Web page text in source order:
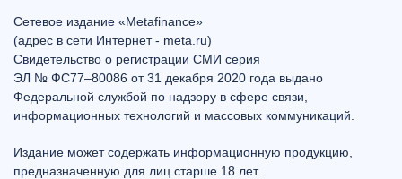
Сетевое издание «Metafinance»
(адрес в сети Интернет - meta.ru)
Свидетельство о регистрации СМИ серия
ЭЛ № ФС77–80086 от 31 декабря 2020 года выдано
Федеральной службой по надзору в сфере связи,
информационных технологий и массовых коммуникаций.
Издание может содержать информационную продукцию,
предназначенную для лиц старше 18 лет.